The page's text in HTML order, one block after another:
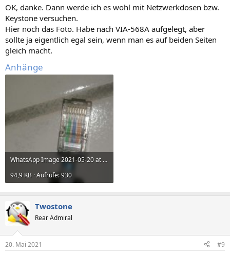
:
OK, danke. Dann werde ich es wohl mit Netzwerkdosen bzw.
Keystone versuchen.
Hier noch das Foto. Habe nach VIA-568A aufgelegt, aber
sollte ja eigentlich egal sein, wenn man es auf beiden Seiten
gleich macht.
Anhänge
WhatsApp Image 2021-05-20 at 20.58.54.jpeg
94,9 KB · Aufrufe: 930
Twostone
Rear Admiral
20. Mai 2021 #9